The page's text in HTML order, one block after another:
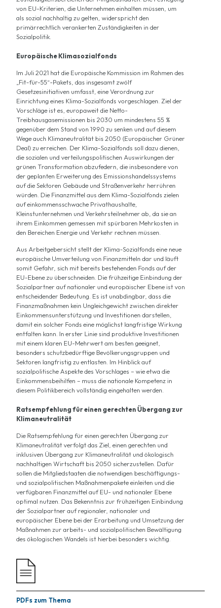
von EU-Kriterien, die Unternehmen einhalten müssen, um
als sozial nachhaltig zu gelten, widerspricht den
primärrechtlich verankerten Zuständigkeiten in der
Sozialpolitik.
Europäische Klimasozialfonds
Im Juli 2021 hat die Europäische Kommission im Rahmen des
Fit-für-55“-Pakets, das insgesamt zwölf
Gesetzesinitiativen umfasst, eineVerordnung zur
Einrichtung eines Klima-Sozialfonds vorgeschlagen. Ziel der
Vorschläge ist es, europaweit die Netto-
Treibhausgasemissionen bis 2030 um mindestens 55 %
gegenüber dem Stand von 1990 zu senken und auf diesem
Wege auch Klimaneutralität bis 2050 (Europäischer Grüner
Deal) zu erreichen. Der Klima-Sozialfonds soll dazu dienen,
die sozialen und verteilungspolitischen Auswirkungen der
grünen Transformation abzufedern, die insbesondere von
der geplanten Erweiterung des Emissionshandelssystems
auf die Sektoren Gebäude und Straßenverkehr herrühren
würden. Die Finanzmittel aus dem Klima-Sozialfonds zielen
auf einkommensschwache Privathaushalte,
Kleinstunternehmen und Verkehrsteilnehmer ab, da sie an
ihrem Einkommen gemessen mit spürbaren Mehrkosten in
den Bereichen Energie und Verkehr rechnen müssen.
Aus Arbeitgebersicht stellt der Klima-Sozialfonds eine neue
europäische Umverteilung von Finanzmitteln dar und läuft
somit Gefahr, sich mit bereits bestehenden Fonds auf der
EU-Ebene zu überschneiden. Die frühzeitige Einbindung der
Sozialpartner auf nationaler und europäischer Ebene ist von
entscheidender Bedeutung. Es ist unabdingbar, dass die
Finanzmaßnahmen kein Ungleichgewicht zwischen direkter
Einkommensunterstützung und Investitionen darstellen,
damit ein solcher Fonds eine möglichst langfristige Wirkung
entfalten kann. In erster Linie sind produktive Investitionen
mit einem klaren EU-Mehrwert am besten geeignet,
besonders schutzbedürftige Bevölkerungsgruppen und
Sektoren langfristig zu entlasten. Im Hinblick auf
sozialpolitische Aspekte des Vorschlages – wie etwa die
Einkommensbeihilfen – muss die nationale Kompetenz in
diesem Politikbereich vollständig eingehalten werden.
Ratsempfehlung für einen gerechten Übergang zur
Klimaneutralität
Die Ratsempfehlung für einen gerechten Übergang zur
Klimaneutralitätverfolgt das Ziel, einen gerechten und
inklusiven Übergang zur Klimaneutralität und ökologisch
nachhaltigen Wirtschaft bis 2050 sicherzustellen. Dafür
sollen die Mitgliedstaaten die notwendigen beschäftigungs-
und sozialpolitischen Maßnahmenpakete einleiten und die
verfügbaren Finanzmittel auf EU- und nationaler Ebene
optimal nutzen. Das Bekenntnis zur frühzeitigen Einbindung
der Sozialpartner auf regionaler, nationaler und
europäischer Ebene bei der Erarbeitung und Umsetzung der
Maßnahmen zur arbeits- und sozialpolitischen Bewältigung
des ökologischen Wandels ist hierbei besonders wichtig
PDFs zum Thema